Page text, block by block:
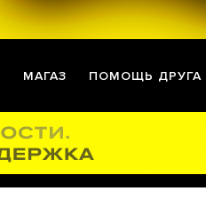
МАГАЗ ПОМОЩЬ ДРУГА